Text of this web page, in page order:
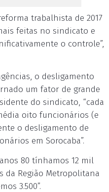
trabalhista de 2017
feitas no sindicato e
o controle”,
o desligamento
um fator de grande
do sindicato, “cada
oito funcionários (e
o desligamento de
em Sorocaba”.
80 tínhamos 12 mil
da Região Metropolitana
3.500”.